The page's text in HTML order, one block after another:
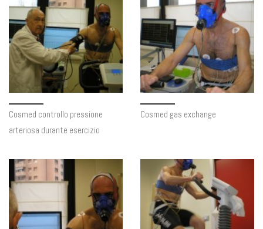
Cosmed controllo pressione
arteriosa durante esercizio
Cosmed gas exchange